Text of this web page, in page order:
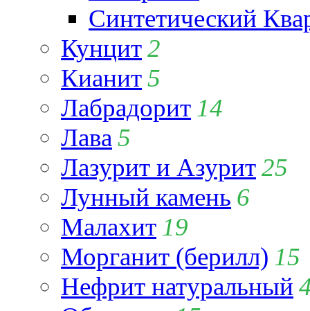
Синтетический
Кунцит2
Кианит5
Лабрадорит 14
Лава 5
Лазурит и Азурит25
Лунный камень 6
Малахит 19
Морганит (берилл) 15
Нефрит натуральный